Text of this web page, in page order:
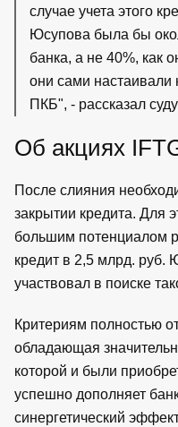
случае учета этого
Юсупова была бы
банка, а не 40%, как
они сами настаивали
ПКБ", - рассказал
Об акциях
После слияния
закрытии кредита. Для
большим потенциалом
кредит в 2,5 млрд. руб.
участвовал в поиске
Критериям полностью
обладающая
которой и были
успешно дополняет
синергетический